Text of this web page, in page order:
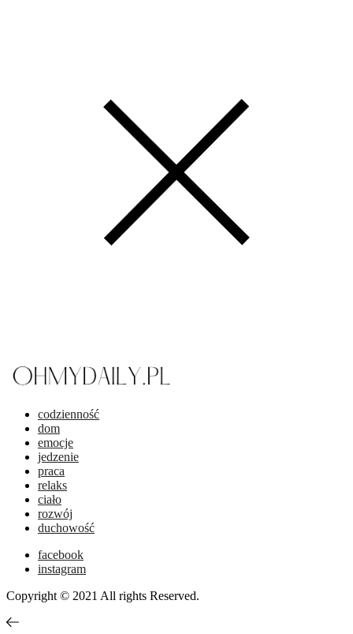
codzienność
dom
emocje
jedzenie
praca
relaks
ciało
rozwój
duchowość
facebook
instagram
Copyright © 2021 All rights Reserved.